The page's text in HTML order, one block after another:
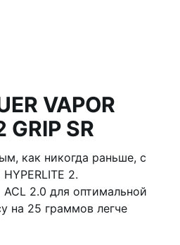
VAPOR
GRIP SR
как никогда раньше, с
2.
2.0 для оптимальной
на 25 граммов легче